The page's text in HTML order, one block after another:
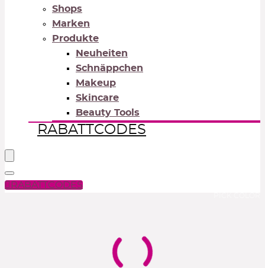
Shops
Marken
Produkte
Neuheiten
Schnäppchen
Makeup
Skincare
Beauty Tools
RABATTCODES
RABATTCODES